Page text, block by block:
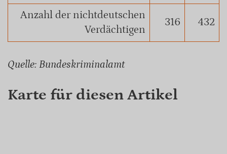
Anzahl der nichtdeutschen
Verdächtigen
316 432
Quelle: Bundeskriminalamt
Karte für diesen Artikel